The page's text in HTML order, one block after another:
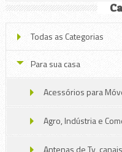
Todas as Categorias
Para sua casa
Acessórios para
Agro, Indústria e
Antenas de Tv,